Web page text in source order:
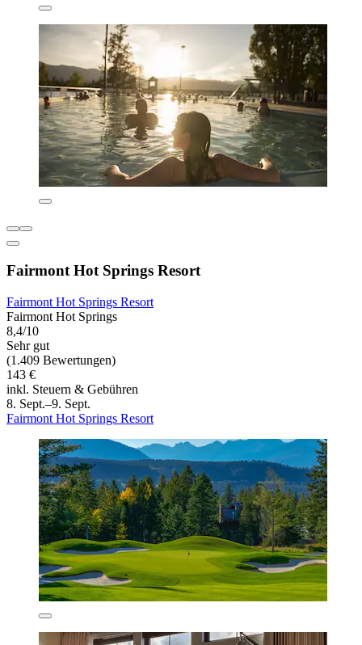
Fairmont Hot Springs Resort
Fairmont Hot Springs Resort
Fairmont Hot Springs
8,4/10
Sehr gut
(1.409 Bewertungen)
143 €
inkl. Steuern & Gebühren
8. Sept.–9. Sept.
Fairmont Hot Springs Resort